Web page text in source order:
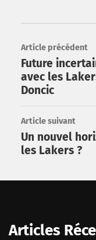
Articles
Article précédent
Future
avec les
Doncic
Article suivant
Un nouvel
les Lakers ?